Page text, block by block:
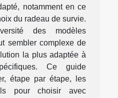
notamment en ce
du radeau de survie.
des modèles
sembler complexe de
la plus adaptée à
Ce guide
étape par étape, les
pour choisir avec